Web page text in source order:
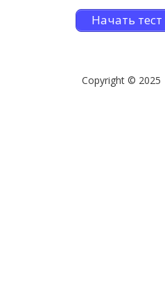
Начать тест
Copyright © 2025